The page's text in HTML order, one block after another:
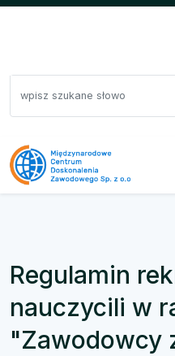
Regulamin
nauczycili w
"Zawodowcy